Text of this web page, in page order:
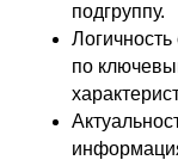
подгруппу.
по